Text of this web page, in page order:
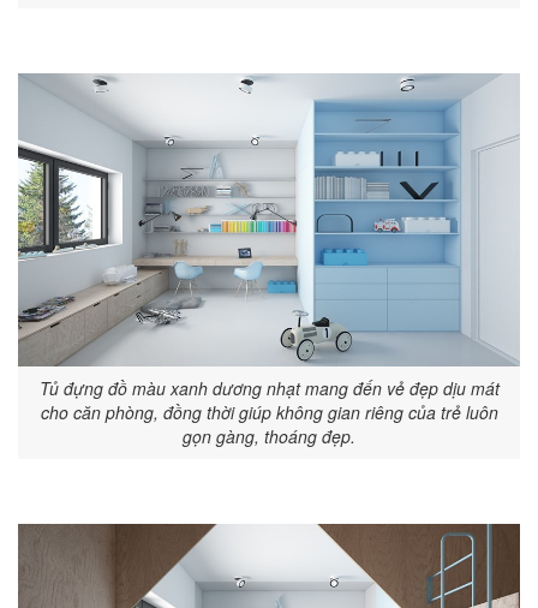
Tủ đựng đồ màu xanh dương nhạt mang đến vẻ đẹp dịu mát
cho căn phòng, đồng thời giúp không gian riêng của trẻ luôn
gọn gàng, thoáng đẹp.